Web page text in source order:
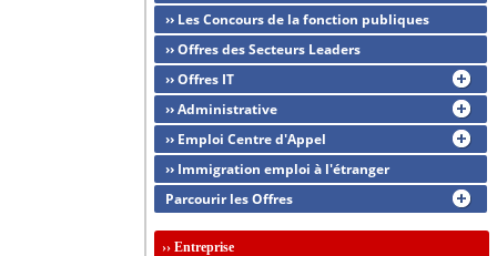
›› Les Concours de la fonction publiques
›› Offres des Secteurs Leaders
›› Offres IT
›› Administrative
›› Emploi Centre d'Appel
›› Immigration emploi à l'étranger
Parcourir les Offres
›› Entreprise